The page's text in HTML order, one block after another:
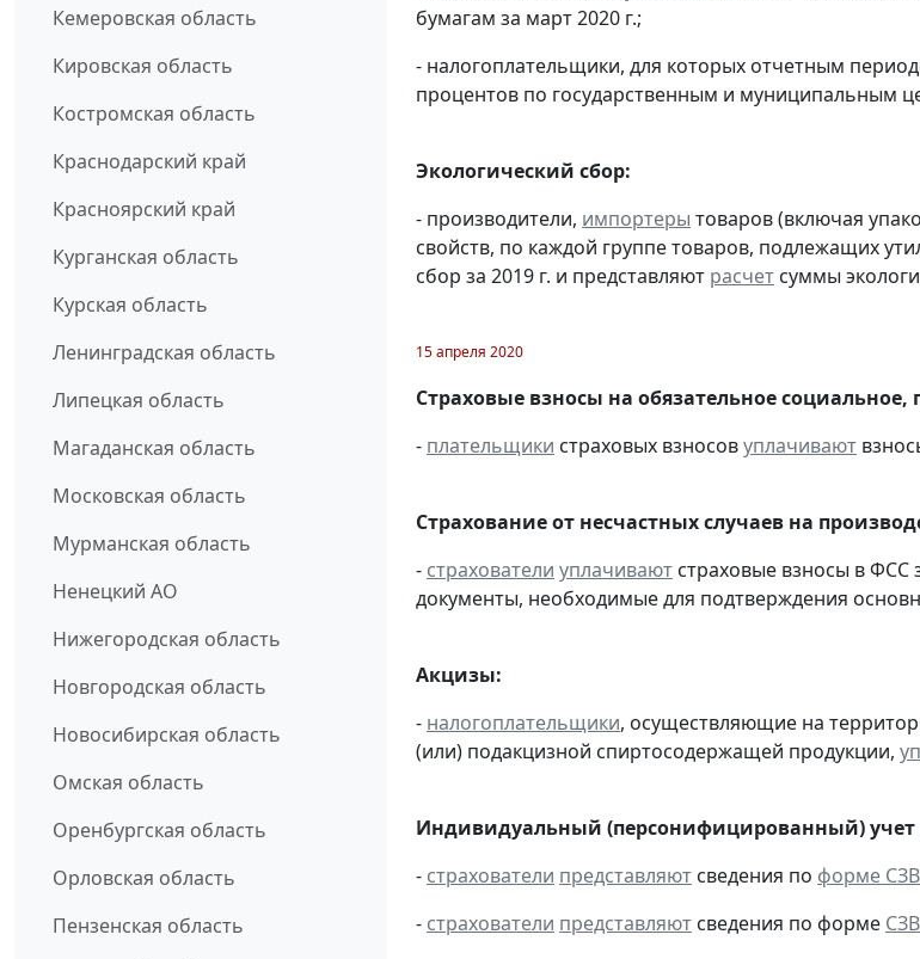
Кемеровская область
Кировская область
Костромская область
Краснодарский край
Красноярский край
Курганская область
Курская область
Ленинградская область
Липецкая область
Магаданская область
Московская область
Мурманская область
Ненецкий АО
Нижегородская область
Новгородская область
Новосибирская область
Омская область
Оренбургская область
Орловская область
Пензенская область
бумагам за март 2020 г.;
- налогоплательщики, для которых отчетным
процентов по государственным и муниципальным
Экологический сбор:
- производители, импортеры товаров (включая
свойств, по каждой группе товаров, подлежащих
сбор за 2019 г. и представляют расчет суммы
15 апреля 2020
Страховые взносы на обязательное
- плательщики страховых взносовуплачивают
Страхование от несчастных случаев на
- страхователи уплачивают страховые взносы в ФСС
документы, необходимые для подтверждения
Акцизы:
- налогоплательщики, осуществляющие на
(или) подакцизной спиртосодержащей продукции,
Индивидуальный (персонифицированный) учет
- страхователи представляют сведения по форме
- страхователи представляют сведения по форме